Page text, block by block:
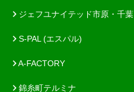
ジェフユナイテッド市原・千葉
S-PAL (エスパル)
A-FACTORY
錦糸町テルミナ